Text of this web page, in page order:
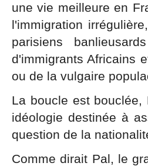
une vie meilleure en
l'immigration
parisiens
d'immigrants Africains
ou de la vulgaire
La boucle est
idéologie destinée à
question de la
Comme dirait Pal, le